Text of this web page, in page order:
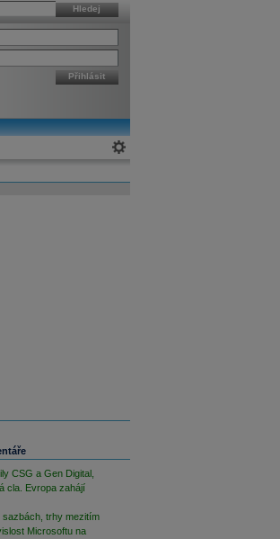
Hledej
Přihlásit
CSG a Gen Digital,
cla. Evropa zahájí
sazbách, trhy mezitím
Microsoftu na